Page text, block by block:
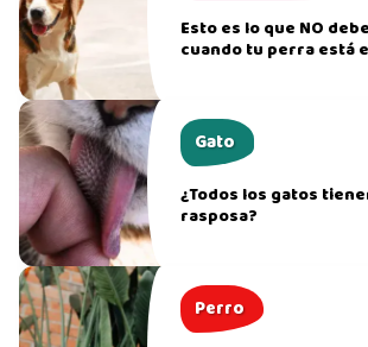
Esto es lo que NO
cuando tu perra está
Gato
¿Todos los gatos
rasposa?
Perro